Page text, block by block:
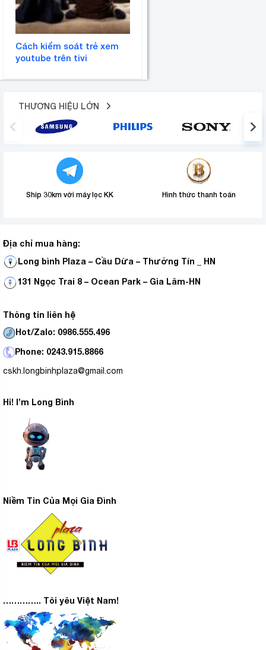
Cách kiểm soát trẻ xem
youtube trên tivi
THƯƠNG HIỆU LỚN
Ship 30km với máy lọc KK Hình thức thanh toán
Địa chỉ mua hàng:
Long bình Plaza – Cầu Dừa – Thường Tín _ HN
131 Ngọc Trai 8 – Ocean Park – Gia Lâm-HN
Thông tin liên hệ
Hot/Zalo: 0986.555.496
Phone: 0243.915.8866
cskh.longbinhplaza@gmail.com
Hi! I’m Long Bình
Niềm Tin Của Mọi Gia Đình
………….. Tôi yêu Việt Nam!